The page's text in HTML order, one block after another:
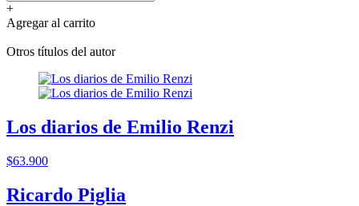
+
Agregar al carrito
Otros títulos del autor
Los diarios de Emilio Renzi
$63.900
Ricardo Piglia